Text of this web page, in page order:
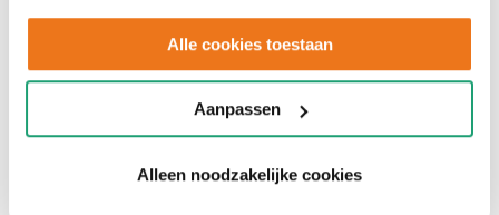
gebruiken.
Alle cookies toestaan
Aanpassen
Alleen noodzakelijke cookies
T315
€13.350